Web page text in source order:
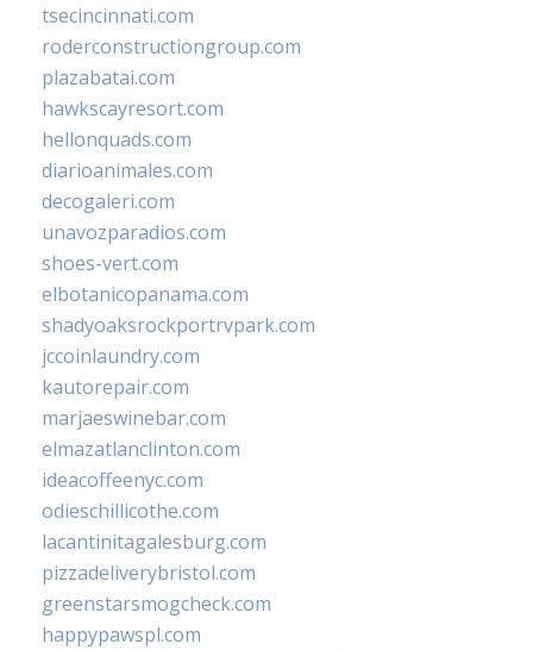
tsecincinnati.com
roderconstructiongroup.com
plazabatai.com
hawkscayresort.com
hellonquads.com
diarioanimales.com
decogaleri.com
unavozparadios.com
shoes-vert.com
elbotanicopanama.com
shadyoaksrockportrvpark.com
jccoinlaundry.com
kautorepair.com
marjaeswinebar.com
elmazatlanclinton.com
ideacoffeenyc.com
odieschillicothe.com
lacantinitagalesburg.com
pizzadeliverybristol.com
greenstarsmogcheck.com
happypawspl.com